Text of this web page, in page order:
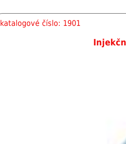
katalogové číslo: 1901